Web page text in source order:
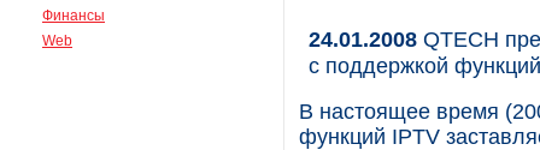
Финансы
Web
24.01.2008 QTECH
с поддержкой
В настоящее время
функций IPTV